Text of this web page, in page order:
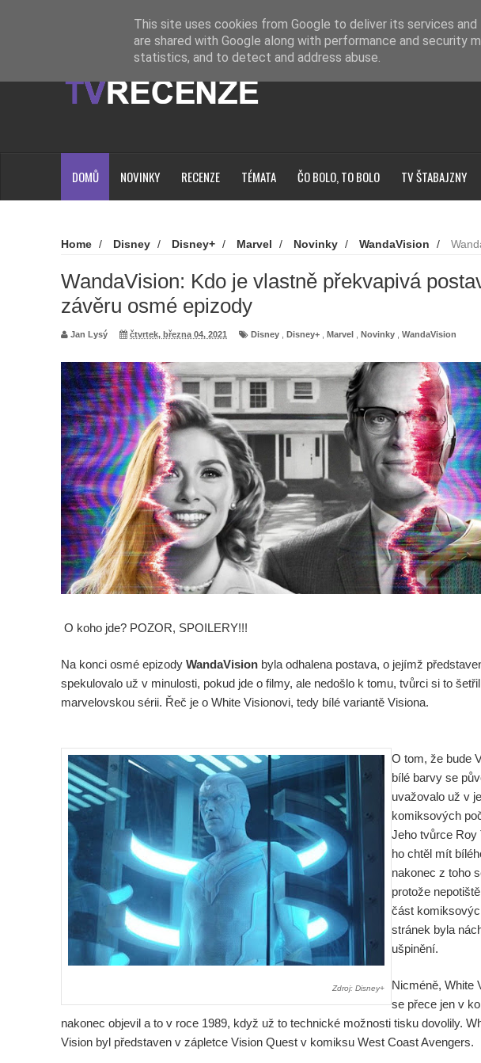
Loading...
DOMŮ NOVINKY RECENZE TÉMATA ČO BOLO, TO BOLO TV ŠTABAJZNY
Home / Disney / Disney+ / Marvel / Novinky / WandaVision /
WandaVision: Kdo je vlastně překvapivá
závěru osmé epizody
Jan Lysý čtvrtek, března 04, 2021 Disney Disney+ Marvel Novinky WandaVision
O koho jde? POZOR, SPOILERY!!!
Na konci osmé epizody WandaVision byla odhalena postava, o jejímž
spekulovalo už v minulosti, pokud jde o filmy, ale nedošlo k tomu, tvůrci si to
marvelovskou sérii. Řeč je o White Visionovi, tedy bílé variantě Visiona.
Zdroj: Disney+
O tom, že bude
bílé barvy se
uvažovalo už v
komiksových
Jeho tvůrce Roy
ho chtěl mít
nakonec z toho
protože
část
stránek byla
ušpinění.
Nicméně, White
se přece jen v
nakonec objevil a to v roce 1989, když už to technické možnosti tisku dovolily.
Vision byl představen v zápletce Vision Quest v komiksu West Coast Avengers.
This site uses cookies from Google to deliver its services
are shared with Google along with performance and security
statistics, and to detect and address abuse.